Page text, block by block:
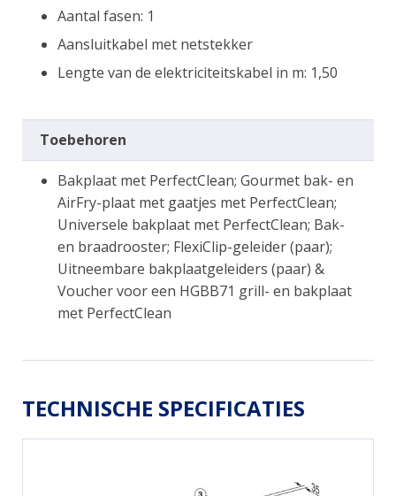
Aantal fasen: 1
Aansluitkabel met netstekker
Lengte van de elektriciteitskabel in m: 1,50
Toebehoren
Bakplaat met PerfectClean; Gourmet bak- en
AirFry-plaat met gaatjes met PerfectClean;
Universele bakplaat met PerfectClean; Bak-
en braadrooster; FlexiClip-geleider (paar);
Uitneembare bakplaatgeleiders (paar) &
Voucher voor een HGBB71 grill- en bakplaat
met PerfectClean
TECHNISCHE SPECIFICATIES